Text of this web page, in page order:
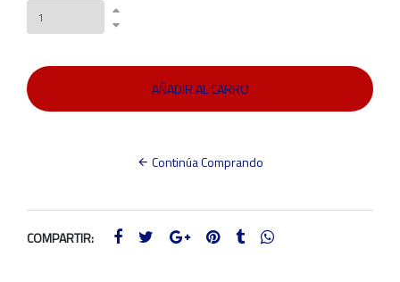
Continúa Comprando
COMPARTIR: